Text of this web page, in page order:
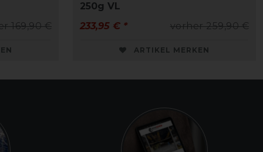
169,90 €
250g VL
vorher 259,90 €
233,95 € *
ARTIKEL MERKEN